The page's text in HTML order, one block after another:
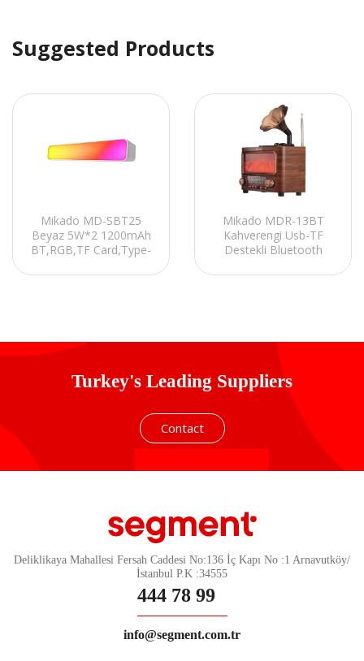
Suggested Products
Mikado MD-SBT25
Beyaz 5W*2 1200mAh
BT,RGB,TF Card,Type-
Speaker
Mikado MDR-13BT
Kahverengi Usb-TF
Destekli Bluetooth
1800mAh 3 Band
Turkey's Leading Suppliers
Contact
Deliklikaya Mahallesi Fersah Caddesi No:136 İç Kapı No :1 Arnavutköy/
İstanbul P.K :34555
444 78 99
info@segment.com.tr